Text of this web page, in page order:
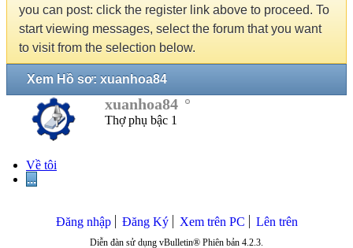
you can post: click the register link above to proceed. To
start viewing messages, select the forum that you want
to visit from the selection below.
Xem Hồ sơ: xuanhoa84
xuanhoa84
Thợ phụ bậc 1
Về tôi
...
Đăng nhập Đăng Ký Xem trên PC Lên trên
Diễn đàn sử dụng vBulletin® Phiên bản 4.2.3.